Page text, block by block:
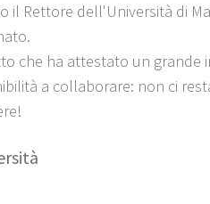
il Rettore dell'Università di
che ha attestato un grande
a collaborare: non ci